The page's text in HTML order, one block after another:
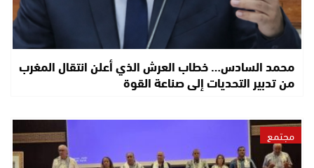
محمد السادس… خطاب العرش الذي أعلن انتقال المغرب
من تدبير التحديات إلى صناعة القوة
مجتمع